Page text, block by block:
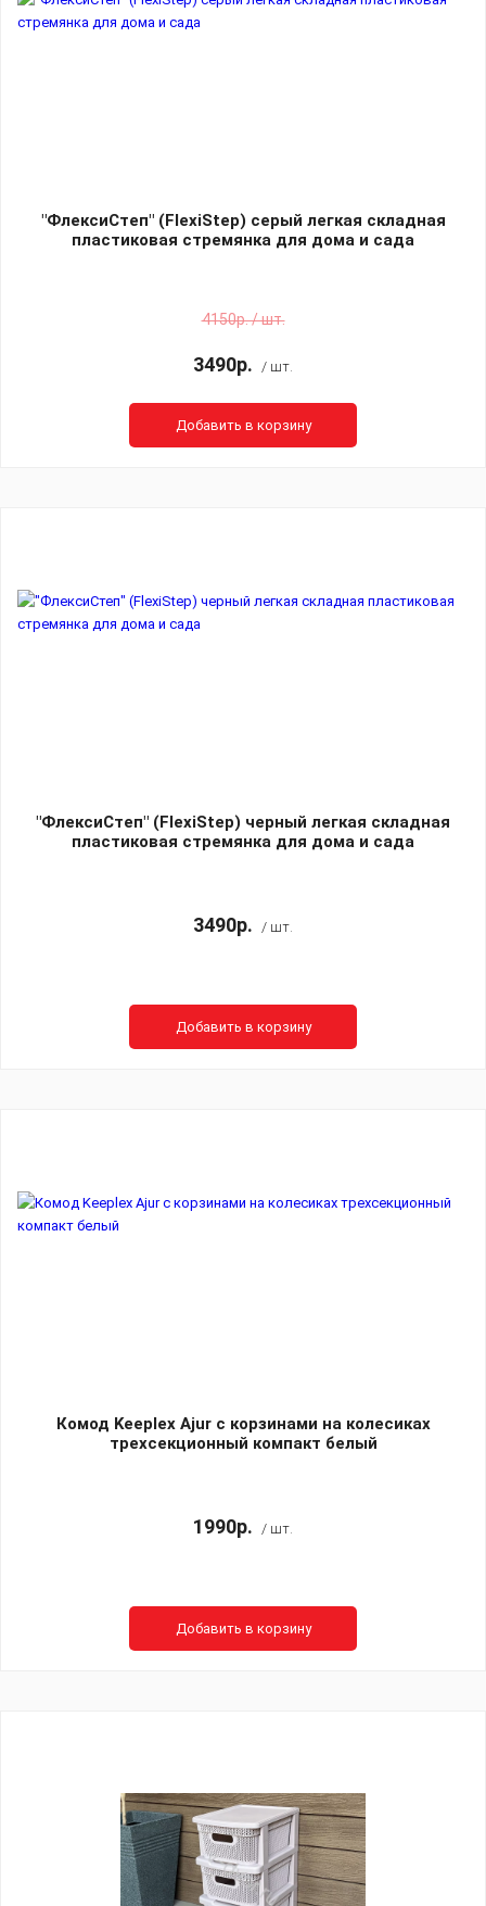
"ФлексиСтеп" (FlexiStep) серый легкая складная
пластиковая стремянка для дома и сада
4150р. / шт.
3490р. / шт.
Добавить в корзину
"ФлексиСтеп" (FlexiStep) черный легкая складная
пластиковая стремянка для дома и сада
3490р. / шт.
Добавить в корзину
Комод Keeplex Ajur с корзинами на колесиках
трехсекционный компакт белый
1990р. / шт.
Добавить в корзину